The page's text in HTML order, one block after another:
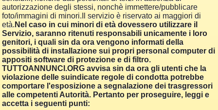
autorizzazione degli stessi, nonchè immettere/pubblicare
foto/immagini di minori.Il servizio è riservato ai maggiori di
età. Nel caso in cui minori di età dovessero utilizzare il
Servizio, saranno ritenuti responsabili unicamente i loro
genitori, i quali sin da ora vengono informati della
possibilità di installazione sui propri personal computer di
appositi software di protezione e di filtro.
TUTTOANNUNCI.ORG avvisa sin da ora gli utenti che la
violazione delle suindicate regole di condotta potrebbe
comportare l'esposizione a segnalazione dei trasgressori
alle competenti Autorità. Pertanto per proseguire, leggi e
accetta i seguenti punti: